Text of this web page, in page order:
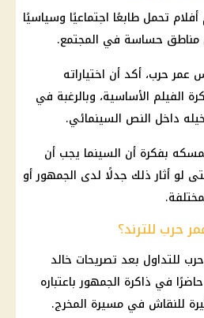
تحمل طابعًا اجتماعيًا وسياسيًا
مناطق حساسة في المجتمع.
حرب، أكد أن اختياراته
الفيلم الأساسية، وبالرغبة في
داخل النص السينمائي.
بفكرة أن السينما يجب أن
لو أثار ذلك جدلًا لدى الجمهور أو
حرب للترند؟
للتداول بعد تصريحات خالد
في ذاكرة الجمهور باعتباره
للنقاش في مسيرة المخرج.